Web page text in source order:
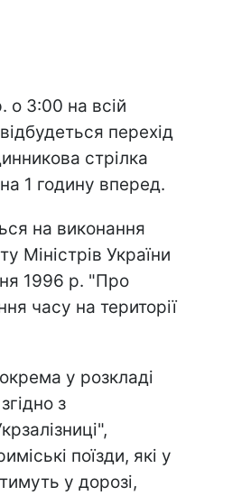
о 3:00 на всій
перехід
стрілка
1 годину вперед.
на виконання
Міністрів України
1996 р. "Про
часу на території
у розкладі
з
поїзди, які у
у дорозі,